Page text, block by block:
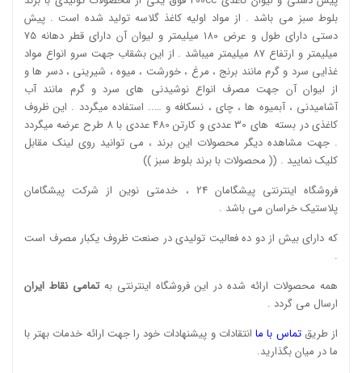
بلوط سبز می باشد . از مواد اولیه کاغذ گلاسه تولید شده است . پیش
دستی دارای طول و عرض 180 میلیمتر و لیوان آن دارای قطر دهانه 75
میلیمتر و ارتفاع 87 میلیمتر میباشد . از این بشقاب جهت سرو انواع مواد
غذایی سرد و گرم مانند برنج ، مرغ ، خورشت ، میوه ، شیرینی ، دسر ها و
از لیوان آن جهت مصرف انواع نوشیدنی های سرد و گرم مانند آب
آشامیدنی ، آبمیوه ها ، چای ، نسکافه و ….. استفاده میگردد . این ظروف
کاغذی در بسته های 30 عددی و کارتن 480 عددی با 8 طرح عرضه میگردد
. جهت مشاهده دیگر محصولات این برند ، می توانید روی لینک مقابل
کلیک نمایید . (( محصولات با برند بلوط سبز ))
فروشگاه اینترنتی پیشگامان 24 ، خدمتی نوین از شرکت پیشگامان
پلاستیک خراسان می باشد .
که دارای بیش از دو ده فعالیت تولیدی در صنعت ظروف یکبار مصرف است
.
همه محصولات ارائه شده در این فروشگاه اینترنتی بهتمامی نقاط ایران
ارسال می گردد .
از طریقتماس با ما انتقادات و پیشنهادات خود را جهت ارائه خدمات بهتر با
ما در میان بگذارید.